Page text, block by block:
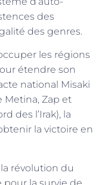
des
des genres.
les régions
étendre son
national Misaki
Metina, Zap et
des l’Irak), la
la victoire en
révolution du
pour la survie de